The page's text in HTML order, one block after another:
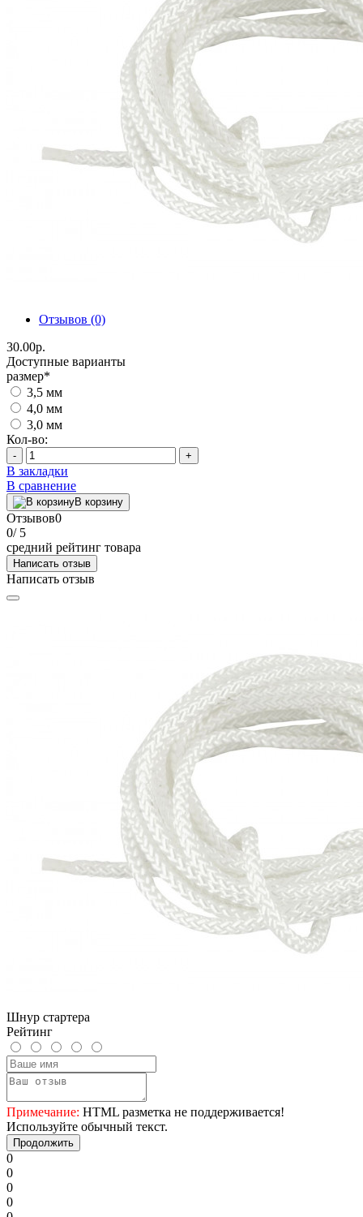
Отзывов (0)
30.00р.
Доступные варианты
размер*
3,5 мм
4,0 мм
3,0 мм
Кол-во:
- +
В закладки
В сравнение
В корзину
Отзывов0
0/ 5
средний рейтинг товара
Написать отзыв
Написать отзыв
Шнур стартера
Рейтинг
Примечание: HTML разметка не поддерживается!
Используйте обычный текст.
Продолжить
0
0
0
0